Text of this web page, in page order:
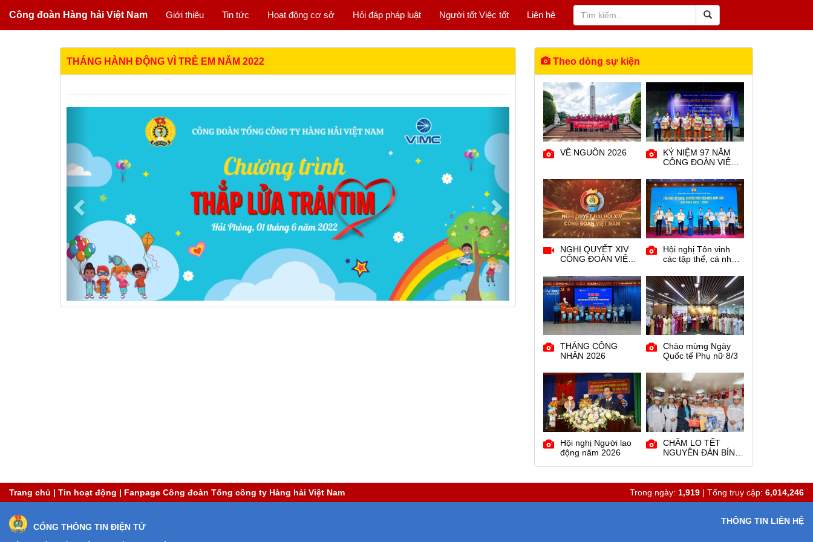
Công đoàn Hàng hải Việt Nam Giới thiệu Tin tức Hoạt động cơ sở Hỏi đáp pháp luật Người tốt Việc tốt Liên hệ
THÁNG HÀNH ĐỘNG VÌ TRẺ EM NĂM 2022 Theo dòng sự kiện
VỀ NGUỒN 2026
KỶ NIỆM 97 NĂM
CÔNG ĐOÀN VIỆT
NGHỊ QUYẾT XIV
CÔNG ĐOÀN VIỆT
Hội nghị Tôn vinh
các tập thể, cá nhân
giai đoạn 2023 -
2025
THÁNG CÔNG
NHÂN 2026
Chào mừng Ngày
Quốc tế Phụ nữ 8/3
Hội nghị Người lao
động năm 2026
CHĂM LO TẾT
NGUYÊN ĐÁN BÍNH
Trang chủ | Tin hoạt động | Fanpage Công đoàn Tổng công ty Hàng hải Việt Nam Trong ngày: 1,919 | Tổng truy cập: 6,014,246
CỔNG THÔNG TIN ĐIỆN TỬ
THÔNG TIN LIÊN HỆ